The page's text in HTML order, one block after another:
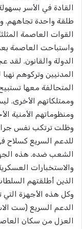
القادة في الأسر
طلقة واحدة تجاههم.
القوات العاصمة
واستباحت العاصمة
الدولة والقانون.
المدنيين وتركوهم
المتحالفة معها
وممتلكاتهم الأخرى.
ومنظوماتهم الأمنية
وظلت ترتكب نفس
للدعم السريع كسلاح
الشعب ضده. هذه
والاستخبارات
الذين أطلقتهم
وكل هذه الأجهزة التي
الدعم السريع (ست
العزل من سكان